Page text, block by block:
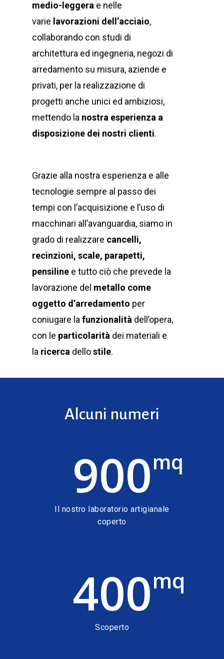
medio-leggera e nelle
varie lavorazioni dell’acciaio,
collaborando con studi di
architettura ed ingegneria, negozi di
arredamento su misura, aziende e
privati, per la realizzazione di
progetti anche unici ed ambiziosi,
mettendo la nostra esperienza a
disposizione dei nostri clienti.
Grazie alla nostra esperienza e alle
tecnologie sempre al passo dei
tempi con l’acquisizione e l’uso di
macchinari all’avanguardia, siamo in
grado di realizzare cancelli,
recinzioni, scale, parapetti,
pensiline e tutto ciò che prevede la
lavorazione del metallo come
oggetto d’arredamento per
coniugare la funzionalità dell’opera,
con le particolarità dei materiali e
la ricerca dellostile.
Alcuni numeri
900mq
Il nostro laboratorio artigianale
coperto
400mq
Scoperto